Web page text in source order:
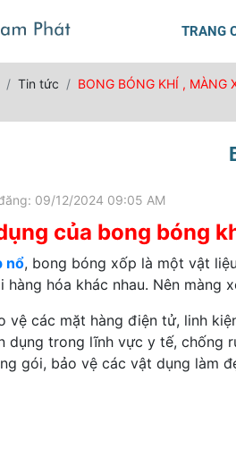
TRANG
Tin tức BONG BÓNG KHÍ , MÀNG
09/12/2024 09:05 AM
của bong bóng
nổ, bong bóng xốp là một vật
hàng hóa khác nhau. Nên
vệ các mặt hàng điện tử, linh
dụng trong lĩnh vực y tế, chống
gói, bảo vệ các vật dụng làm